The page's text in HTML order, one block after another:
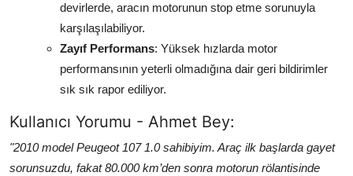
devirlerde, aracın motorunun stop etme sorunuyla
karşılaşılabiliyor.
Zayıf Performans: Yüksek hızlarda motor
performansının yeterli olmadığına dair geri bildirimler
sık sık rapor ediliyor.
Kullanıcı Yorumu - Ahmet Bey:
"2010 model Peugeot 107 1.0 sahibiyim. Araç ilk başlarda gayet
sorunsuzdu, fakat 80.000 km’den sonra motorun rölantisinde